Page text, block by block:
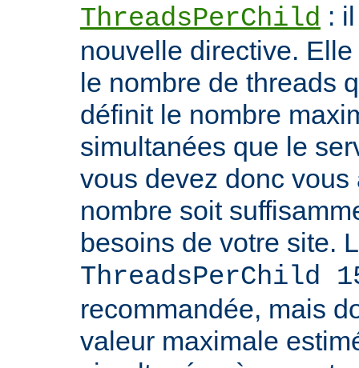
ThreadsPerChild :
nouvelle directive.
le nombre de threads
définit le nombre
simultanées que le
vous devez donc vous
nombre soit
besoins de votre site.
ThreadsPerChild
recommandée, mais
valeur maximale